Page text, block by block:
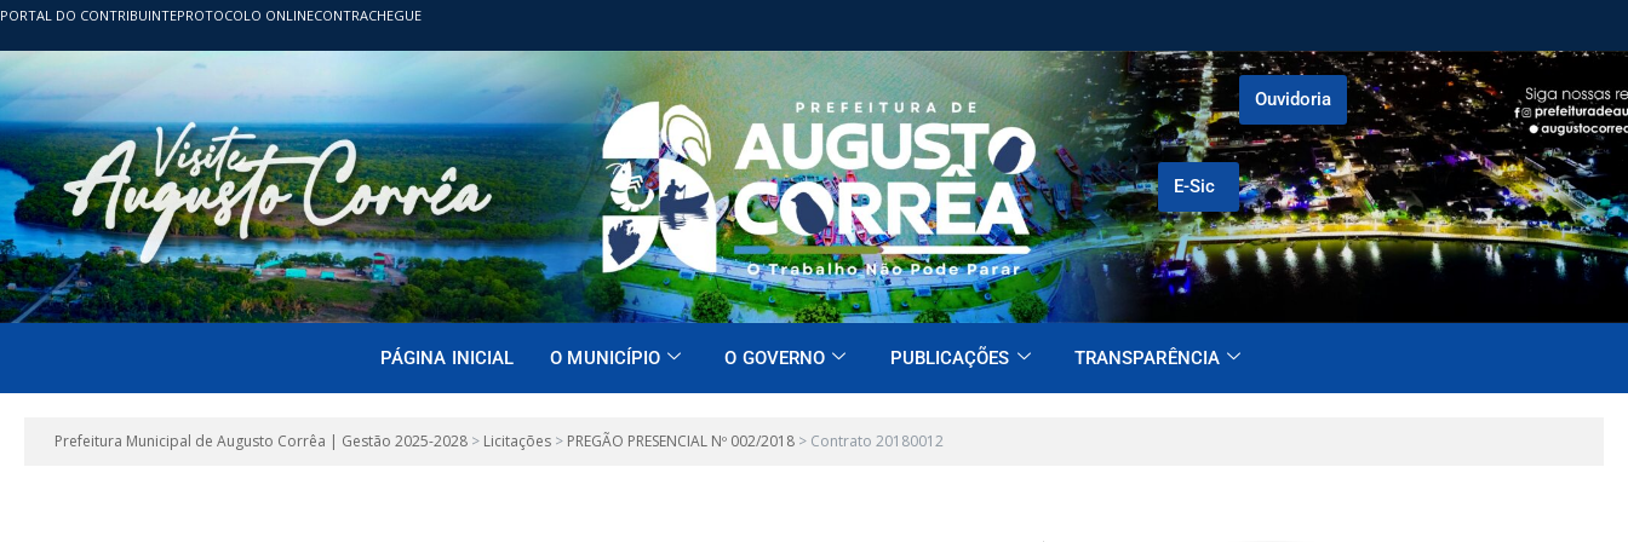
PORTAL DO CONTRIBUINTEPROTOCOLO ONLINECONTRACHEGUE
E-Sic
Ouvidoria
PÁGINA INICIAL O MUNICÍPIO O GOVERNO PUBLICAÇÕES TRANSPARÊNCIA
Prefeitura Municipal de Augusto Corrêa | Gestão 2025-2028 > Licitações > PREGÃO PRESENCIAL Nº 002/2018 > Contrato 20180012